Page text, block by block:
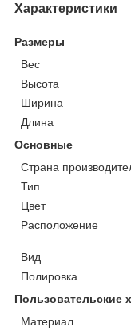
Характеристики
Размеры
Вес
Высота
Ширина
Длина
Основные
Страна
Тип
Цвет
Расположение
Вид
Полировка
Пользовательские
Материал